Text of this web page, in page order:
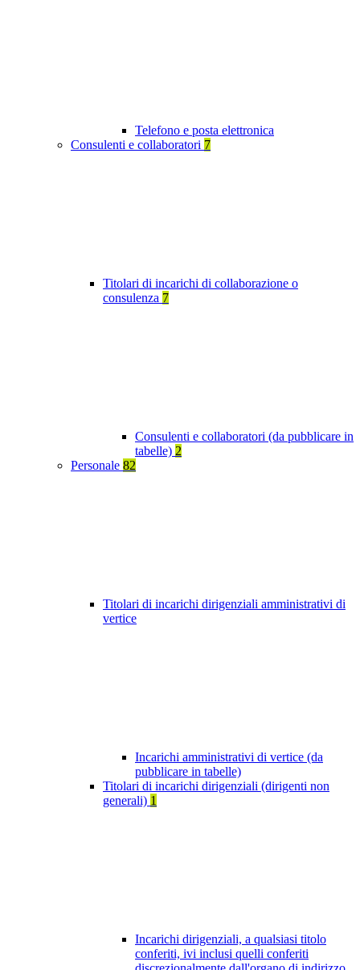
Telefono e posta elettronica
Consulenti e collaboratori 7
Titolari di incarichi di collaborazione o
consulenza 7
Consulenti e collaboratori (da pubblicare in
tabelle) 2
Personale 82
Titolari di incarichi dirigenziali amministrativi di
vertice
Incarichi amministrativi di vertice (da
pubblicare in tabelle)
Titolari di incarichi dirigenziali (dirigenti non
generali) 1
Incarichi dirigenziali, a qualsiasi titolo
conferiti, ivi inclusi quelli conferiti